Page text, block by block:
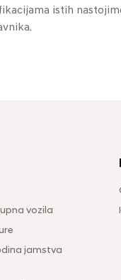
istih
vozila
jamstva